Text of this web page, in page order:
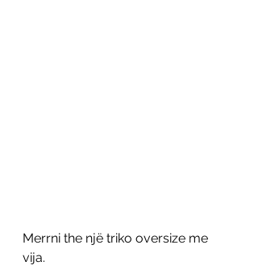
Merrni the një triko oversize me
vija.